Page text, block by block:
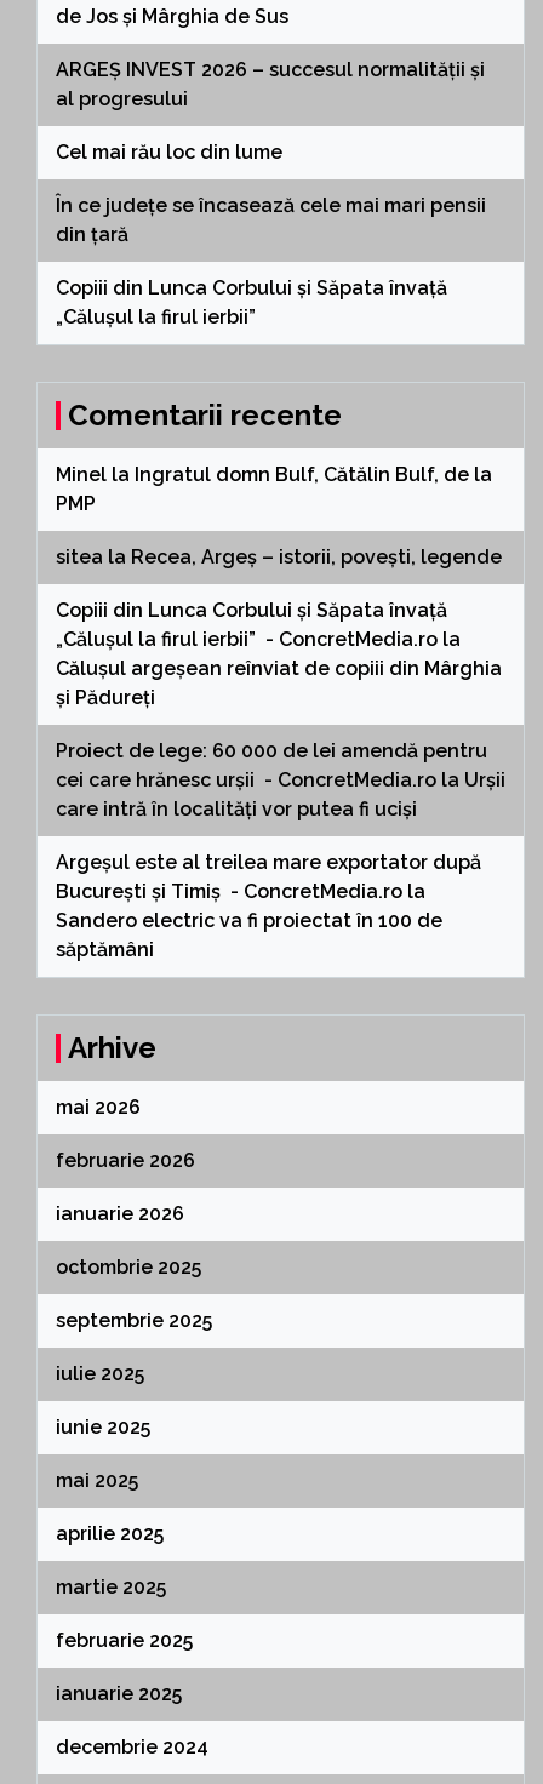
de Jos și Mârghia de Sus
ARGEȘ INVEST 2026 – succesul normalității și
al progresului
Cel mai rău loc din lume
În ce județe se încasează cele mai mari pensii
din țară
Copiii din Lunca Corbului și Săpata învață
„Călușul la firul ierbii”
Comentarii recente
Minel la Ingratul domn Bulf, Cătălin Bulf, de la
PMP
sitea la Recea, Argeș – istorii, povești, legende
Copiii din Lunca Corbului și Săpata învață
„Călușul la firul ierbii” - ConcretMedia.ro la
Călușul argeșean reînviat de copiii din Mârghia
și Pădureți
Proiect de lege: 60 000 de lei amendă pentru
cei care hrănesc urșii - ConcretMedia.ro la Urșii
care intră în localități vor putea fi uciși
Argeșul este al treilea mare exportator după
București și Timiș - ConcretMedia.ro la
Sandero electric va fi proiectat în 100 de
săptămâni
Arhive
mai 2026
februarie 2026
ianuarie 2026
octombrie 2025
septembrie 2025
iulie 2025
iunie 2025
mai 2025
aprilie 2025
martie 2025
februarie 2025
ianuarie 2025
decembrie 2024